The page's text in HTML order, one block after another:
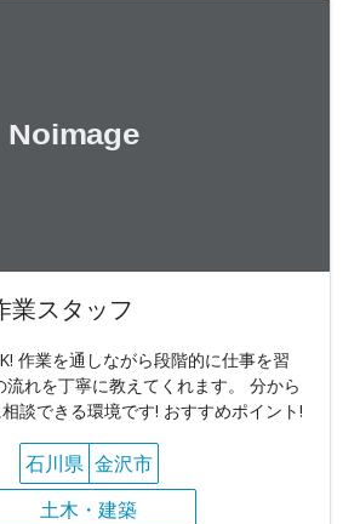
業スタッフ
作業を通しながら段階的に仕事を習
れを丁寧に教えてくれます。 分から
談できる環境です! おすすめポイント!
石川県 金沢市
土木・建築